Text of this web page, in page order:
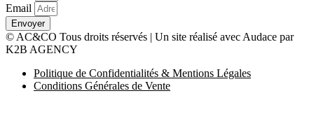
Email
Envoyer
© AC&CO Tous droits réservés | Un site réalisé avec Audace par
K2B AGENCY
Politique de Confidentialités & Mentions Légales
Conditions Générales de Vente